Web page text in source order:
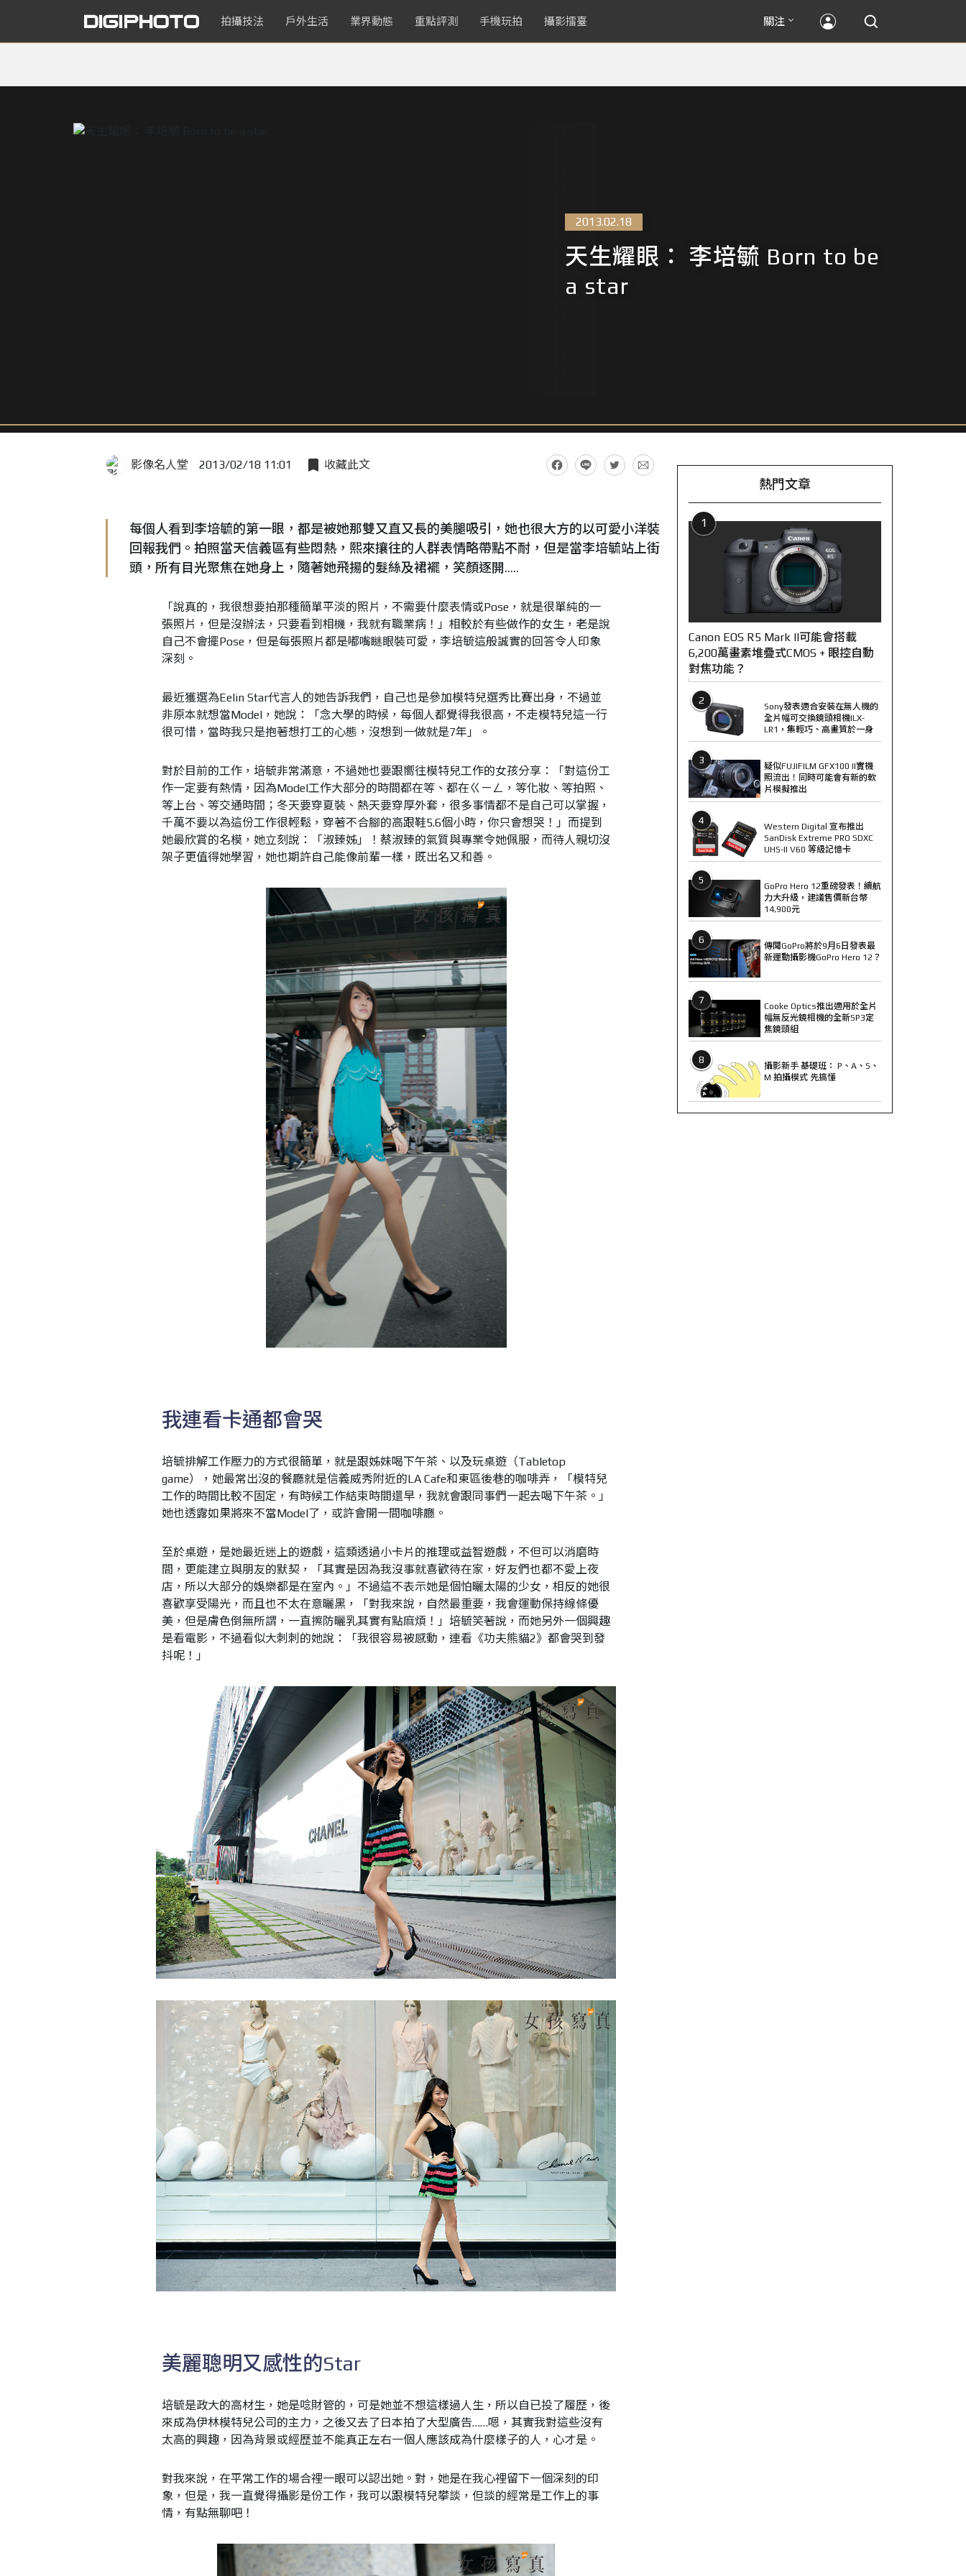
拍攝技法 戶外生活 業界動態 重點評測 手機玩拍 攝影擂臺 關注
2013.02.18
天生耀眼： 李培毓 Born to be
a star
影像名人堂 2013/02/18 11:01 收藏此文
每個人看到李培毓的第一眼，都是被她那雙又直又長的美腿吸引，她也很大方的以可愛小洋裝
回報我們。拍照當天信義區有些悶熱，熙來攘往的人群表情略帶點不耐，但是當李培毓站上街
頭，所有目光聚焦在她身上，隨著她飛揚的髮絲及裙襬，笑顏逐開.....
「說真的，我很想要拍那種簡單平淡的照片，不需要什麼表情或Pose，就是很單純的一
張照片，但是沒辦法，只要看到相機，我就有職業病！」相較於有些做作的女生，老是說
自己不會擺Pose，但是每張照片都是嘟嘴瞇眼裝可愛，李培毓這般誠實的回答令人印象
深刻。
最近獲選為Eelin Star代言人的她告訴我們，自己也是參加模特兒選秀比賽出身，不過並
非原本就想當Model，她說：「念大學的時候，每個人都覺得我很高，不走模特兒這一行
很可惜，當時我只是抱著想打工的心態，沒想到一做就是7年」。
對於目前的工作，培毓非常滿意，不過她也要跟嚮往模特兒工作的女孩分享：「對這份工
作一定要有熱情，因為Model工作大部分的時間都在等、都在ㄍㄧㄥ，等化妝、等拍照、
等上台、等交通時間；冬天要穿夏裝、熱天要穿厚外套，很多事情都不是自己可以掌握，
千萬不要以為這份工作很輕鬆，穿著不合腳的高跟鞋5.6個小時，你只會想哭！」而提到
她最欣賞的名模，她立刻說：「淑臻姊」！蔡淑臻的氣質與專業令她佩服，而待人親切沒
架子更值得她學習，她也期許自己能像前輩一樣，既出名又和善。
我連看卡通都會哭
培毓排解工作壓力的方式很簡單，就是跟姊妹喝下午茶、以及玩桌遊（Tabletop
game）
，她最常出沒的餐廳就是信義威秀附近的LA Cafe和東區後巷的咖啡弄，「模特兒
工作的時間比較不固定，有時候工作結束時間還早，我就會跟同事們一起去喝下午茶。」
她也透露如果將來不當Model了，或許會開一間咖啡廳。
至於桌遊，是她最近迷上的遊戲，這類透過小卡片的推理或益智遊戲，不但可以消磨時
間，更能建立與朋友的默契，「其實是因為我沒事就喜歡待在家，好友們也都不愛上夜
店，所以大部分的娛樂都是在室內。」不過這不表示她是個怕曬太陽的少女，相反的她很
喜歡享受陽光，而且也不太在意曬黑，「對我來說，自然最重要，我會運動保持線條優
美，但是膚色倒無所謂，一直擦防曬乳其實有點麻煩！」培毓笑著說，而她另外一個興趣
是看電影，不過看似大刺刺的她說：「我很容易被感動，連看《功夫熊貓2》都會哭到發
抖呢！」
美麗聰明又感性的Star
培毓是政大的高材生，她是唸財管的，可是她並不想這樣過人生，所以自已投了履歴，後
來成為伊林模特兒公司的主力，之後又去了日本拍了大型廣告……嗯，其實我對這些沒有
太高的興趣，因為背景或經歴並不能真正左右一個人應該成為什麼樣子的人，心才是。
對我來說，在平常工作的場合裡一眼可以認出她。對，她是在我心裡留下一個深刻的印
象，但是，我一直覺得攝影是份工作，我可以跟模特兒攀談，但談的經常是工作上的事
情，有點無聊吧！
熱門文章
1
Canon EOS R5 Mark II可能會搭載
6,200萬畫素堆疊式CMOS + 眼控自動
對焦功能？
2
Sony發表適合安裝在無人機的
全片幅可交換鏡頭相機ILX-
LR1，集輕巧、高畫質於一身
3
疑似FUJIFILM GFX100 II實機
照流出！同時可能會有新的軟
片模擬推出
4
Western Digital 宣布推出
SanDisk Extreme PRO SDXC
UHS-II V60 等級記憶卡
5
GoPro Hero 12重磅發表！續航
力大升級，建議售價新台幣
14,900元
6
傳聞GoPro將於9月6日發表最
新運動攝影機GoPro Hero 12？
7
Cooke Optics推出適用於全片
幅無反光鏡相機的全新SP3定
焦鏡頭組
8
攝影新手 基礎班： P、A、S、
M 拍攝模式 先搞懂